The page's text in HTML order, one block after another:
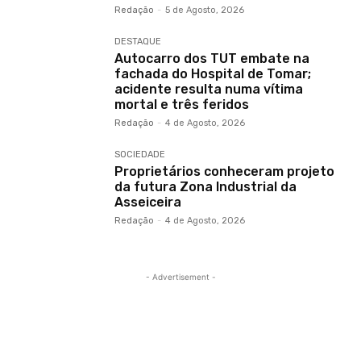
Redação - 5 de Agosto, 2026
DESTAQUE
Autocarro dos TUT embate na
fachada do Hospital de Tomar;
acidente resulta numa vítima
mortal e três feridos
Redação - 4 de Agosto, 2026
SOCIEDADE
Proprietários conheceram projeto
da futura Zona Industrial da
Asseiceira
Redação - 4 de Agosto, 2026
- Advertisement -